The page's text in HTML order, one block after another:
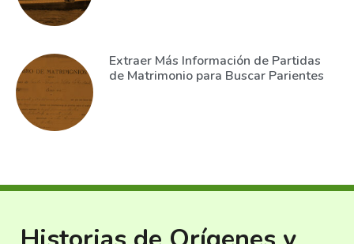
Extraer Más Información de Partidas
de Matrimonio para Buscar Parientes